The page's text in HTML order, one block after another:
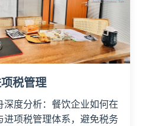
税管理
度分析：餐饮企业如何在
进项税管理体系，避免税务